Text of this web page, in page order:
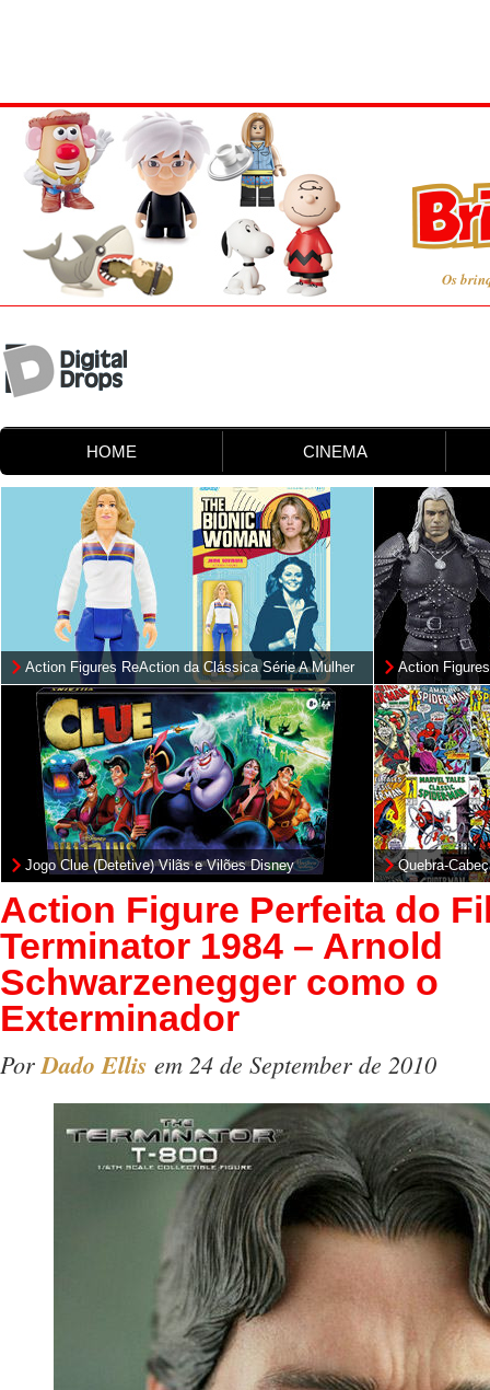
Os
HOME CINEMA
Action Figures ReAction da Clássica Série A Mulher
Biônica
Action
e Roach
Jogo Clue (Detetive) Vilãs e Vilões Disney
Quebra-
Quadrinhos
Action Figure Perfeita do
Terminator 1984 – Arnold
Schwarzenegger como o
Exterminador
PorDado Ellis em 24 de September de 2010